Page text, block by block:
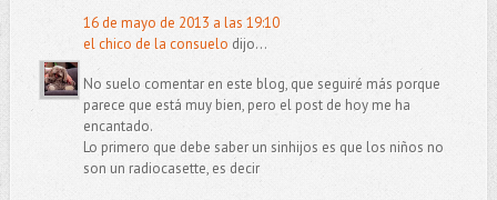
16 de mayo de 2013 a las 19:10
el chico de la consuelo dijo...
No suelo comentar en este blog, que seguiré más porque
parece que está muy bien, pero el post de hoy me ha
encantado.
Lo primero que debe saber un sinhijos es que los niños no
son un radiocasette, es decir